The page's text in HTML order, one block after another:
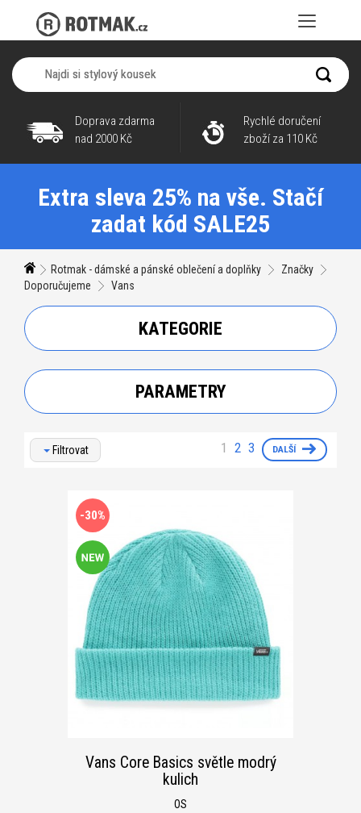
Doprava zdarma
nad 2000 Kč
Rychlé doručení
zboží za 110 Kč
Extra sleva 25% na vše. Stačí
zadat kód SALE25
Rotmak - dámské a pánské oblečení a doplňky
Značky
Doporučujeme
Vans
KATEGORIE
PARAMETRY
Filtrovat 1 2 3 DALŠÍ
-30%
Vans Core Basics světle modrý
kulich
OS